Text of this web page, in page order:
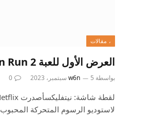
، مقالات
العرض الأول للعبة Chicken Run 2 هو مهمة مستحيلة
بواسطة w6n 5 سبتمبر، 2023 0
لاستوديو الرسوم المتحركة المحبوب 2000 الهروب من السجن…